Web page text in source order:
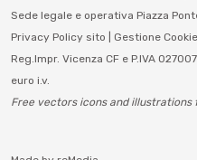
Sede legale e operativa Piazza
Privacy Policy sito
Gestione Cookie
Reg.Impr. Vicenza CF e P.IVA
euro i.v.
Free vectors icons and illustrations